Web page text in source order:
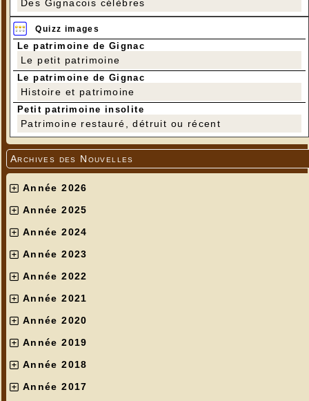
Des Gignacois célèbres
Quizz images
Le patrimoine de Gignac
Le petit patrimoine
Le patrimoine de Gignac
Histoire et patrimoine
Petit patrimoine insolite
Patrimoine restauré, détruit ou récent
Archives des Nouvelles
Année 2026
Année 2025
Année 2024
Année 2023
Année 2022
Année 2021
Année 2020
Année 2019
Année 2018
Année 2017